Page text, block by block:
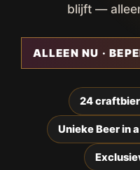
blijft —
ALLEEN NU ·
24
Unieke Beer in